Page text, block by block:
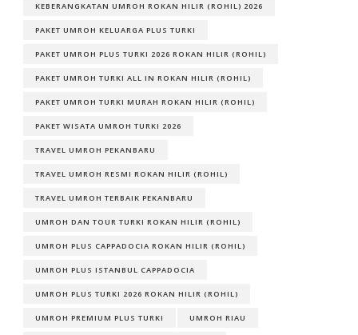
KEBERANGKATAN UMROH ROKAN HILIR (ROHIL) 2026
PAKET UMROH KELUARGA PLUS TURKI
PAKET UMROH PLUS TURKI 2026 ROKAN HILIR (ROHIL)
PAKET UMROH TURKI ALL IN ROKAN HILIR (ROHIL)
PAKET UMROH TURKI MURAH ROKAN HILIR (ROHIL)
PAKET WISATA UMROH TURKI 2026
TRAVEL UMROH PEKANBARU
TRAVEL UMROH RESMI ROKAN HILIR (ROHIL)
TRAVEL UMROH TERBAIK PEKANBARU
UMROH DAN TOUR TURKI ROKAN HILIR (ROHIL)
UMROH PLUS CAPPADOCIA ROKAN HILIR (ROHIL)
UMROH PLUS ISTANBUL CAPPADOCIA
UMROH PLUS TURKI 2026 ROKAN HILIR (ROHIL)
UMROH PREMIUM PLUS TURKI UMROH RIAU